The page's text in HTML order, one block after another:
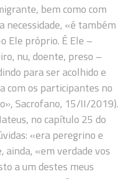
bem como com
necessidade, «é também
Ele próprio. É Ele –
nu, doente, preso –
para ser acolhido e
com os participantes no
Sacrofano, 15/II/2019).
no capítulo 25 do
«era peregrino e
ainda, «em verdade vos
a um destes meus